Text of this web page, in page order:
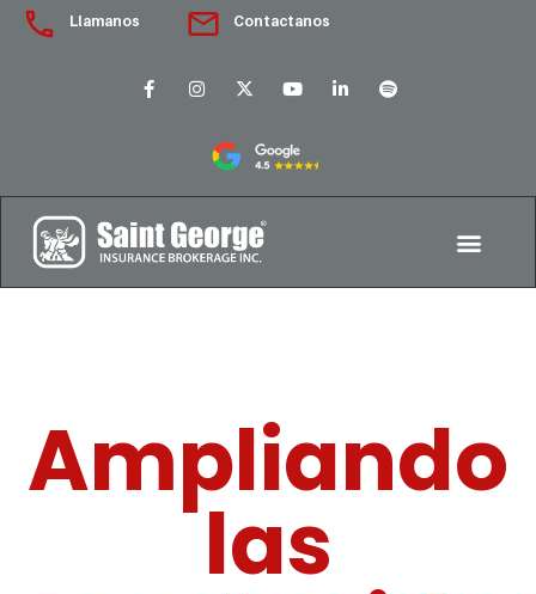
Llamanos Contactanos
Ampliando
las